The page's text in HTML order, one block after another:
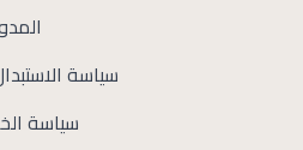
سياسة
سياسة